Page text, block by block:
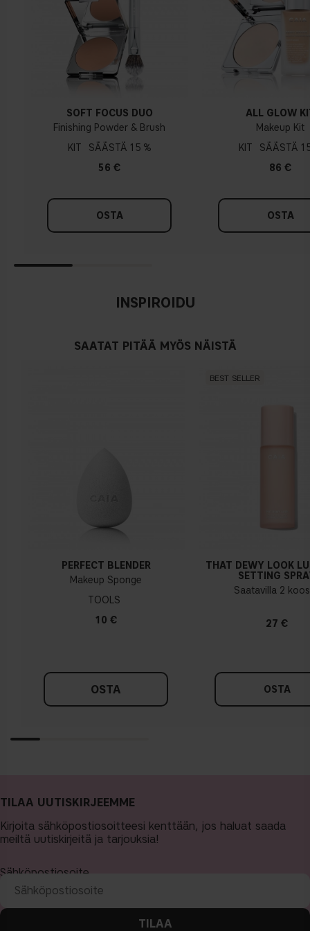
Kylmä pohjasävy
Sininen, vaaleanpunainen tai punertava iho
SOFT FOCUS DUO
Finishing Powder & Brush
KIT
15 %
56 €
OSTA
ALL GLOW
Makeup Kit
KIT
86 €
OSTA
INSPIROIDU
SAATAT PITÄÄ MYÖS NÄISTÄ
PERFECT BLENDER
Makeup Sponge
TOOLS
10 €
OSTA
BEST SELLER
THAT DEWY LOOK
SETTING
Saatavilla 2
27 €
OSTA
TILAA UUTISKIRJEEMME
Kirjoita sähköpostiosoitteesi kenttään, jos haluat saada
meiltä uutiskirjeitä ja tarjouksia!
Sähköpostiosoite
TILAA